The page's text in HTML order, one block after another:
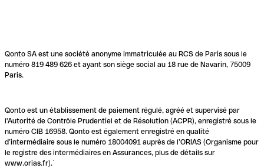
Qonto SA est une société anonyme immatriculée au RCS de Paris sous le
numéro 819 489 626 et ayant son siège social au 18 rue de Navarin, 75009
Paris.
Qonto est un établissement de paiement régulé, agréé et supervisé par
l'Autorité de Contrôle Prudentiel et de Résolution (ACPR), enregistré sous le
numéro CIB 16958. Qonto est également enregistré en qualité
d’intermédiaire sous le numéro 18004091 auprès de l’ORIAS (Organisme pour
le registre des intermédiaires en Assurances, plus de détails sur
www.orias.fr).`